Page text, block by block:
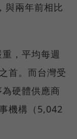
與兩年前相比
，平均每週
首。而台灣受
硬體供應商
機構（5,042